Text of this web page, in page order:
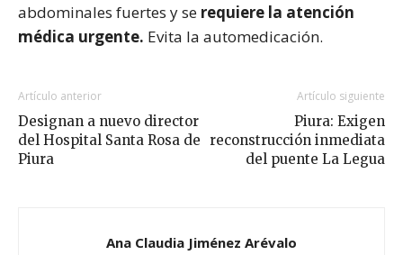
abdominales fuertes y se requiere la atención
médica urgente. Evita la automedicación.
Artículo anterior
Designan a nuevo director
del Hospital Santa Rosa de
Piura
Artículo siguiente
Piura: Exigen
reconstrucción inmediata
del puente La Legua
Ana Claudia Jiménez Arévalo